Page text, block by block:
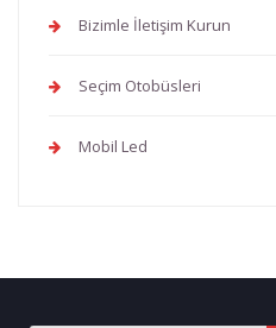
Bizimle İletişim Kurun
Seçim Otobüsleri
Mobil Led